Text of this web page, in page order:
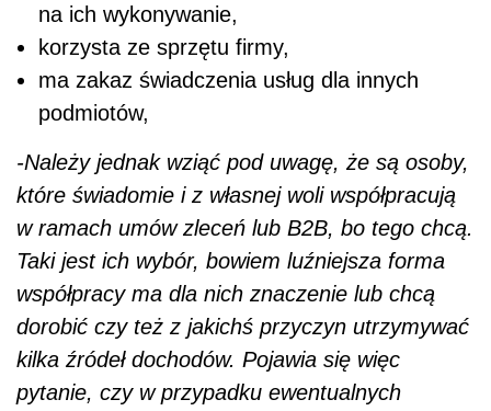
na ich wykonywanie,
korzysta ze sprzętu firmy,
ma zakaz świadczenia usług dla innych
podmiotów,
-Należy jednak wziąć pod uwagę, że są osoby,
które świadomie i z własnej woli współpracują
w ramach umów zleceń lub B2B, bo tego chcą.
Taki jest ich wybór, bowiem luźniejsza forma
współpracy ma dla nich znaczenie lub chcą
dorobić czy też z jakichś przyczyn utrzymywać
kilka źródeł dochodów. Pojawia się więc
pytanie, czy w przypadku ewentualnych